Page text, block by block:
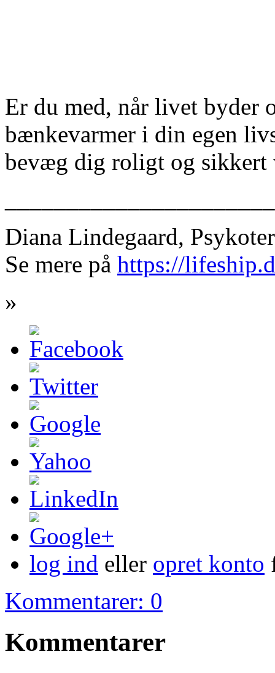
Er du med, når livet byder
bænkevarmer i din egen
bevæg dig roligt og
Diana Lindegaard,
Se mere på https://
»
log ind eller opret konto
Kommentarer: 0
Kommentarer